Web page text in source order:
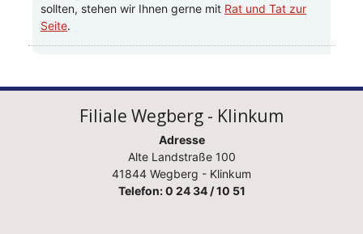
sollten, stehen wir Ihnen gerne mit Rat und Tat zur
Seite.
Filiale Wegberg - Klinkum
Adresse
Alte Landstraße 100
41844 Wegberg - Klinkum
Telefon: 0 24 34 / 10 51